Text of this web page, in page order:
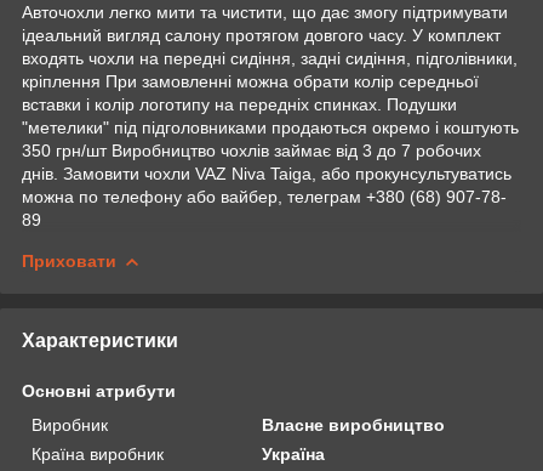
Авточохли легко мити та чистити, що дає змогу підтримувати
ідеальний вигляд салону протягом довгого часу. У комплект
входять чохли на передні сидіння, задні сидіння, підголівники,
кріплення При замовленні можна обрати колір середньої
вставки і колір логотипу на передніх спинках. Подушки
"метелики" під підголовниками продаються окремо і коштують
350 грн/шт Виробництво чохлів займає від 3 до 7 робочих
днів. Замовити чохли VAZ Niva Taiga, або прокунсультуватись
можна по телефону або вайбер, телеграм +380 (68) 907-78-
89
Приховати
Характеристики
Основні атрибути
Виробник
Власне виробництво
Країна виробник
Україна